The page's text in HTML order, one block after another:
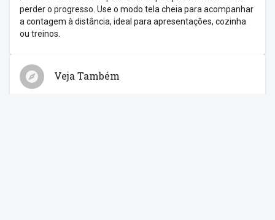
perder o progresso. Use o modo tela cheia para acompanhar
a contagem à distância, ideal para apresentações, cozinha
ou treinos.
Veja Também